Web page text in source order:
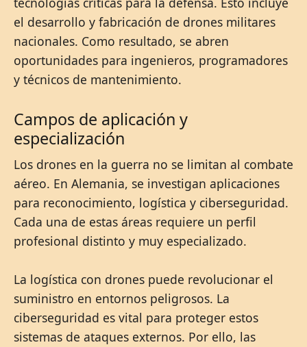
el desarrollo y fabricación de drones militares
nacionales. Como resultado, se abren
oportunidades para ingenieros, programadores
y técnicos de mantenimiento.
Campos de aplicación y
especialización
Los drones en la guerra no se limitan al combate
aéreo. En Alemania, se investigan aplicaciones
para reconocimiento, logística y ciberseguridad.
Cada una de estas áreas requiere un perfil
profesional distinto y muy especializado.
La logística con drones puede revolucionar el
suministro en entornos peligrosos. La
ciberseguridad es vital para proteger estos
sistemas de ataques externos. Por ello, las